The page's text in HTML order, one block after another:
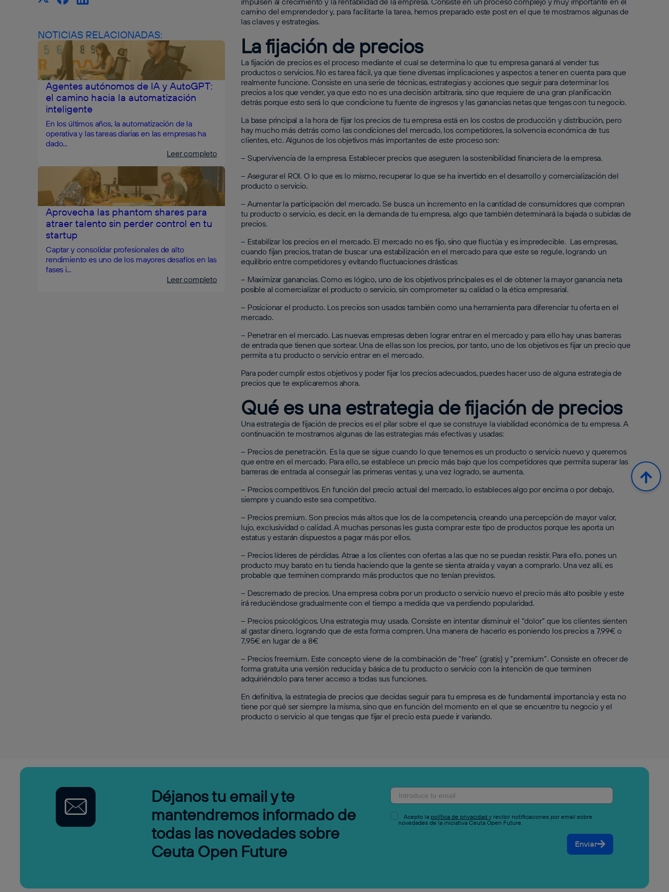
camino del emprendedor y, para facilitarte la tarea, hemos preparado este post en el que te mostramos algunas de
las claves y estrategias.
La fijación de precios
La fijación de precios es el proceso mediante el cual se determina lo que tu empresa ganará al vender tus
productos o servicios. No es tarea fácil, ya que tiene diversas implicaciones y aspectos a tener en cuenta para que
realmente funcione. Consiste en una serie de técnicas, estrategias y acciones que seguir para determinar los
precios a los que vender, ya que esto no es una decisión arbitraria, sino que requiere de una gran planificación
detrás porque esto será lo que condicione tu fuente de ingresos y las ganancias netas que tengas con tu negocio.
La base principal a la hora de fijar los precios de tu empresa está en los costos de producción y distribución, pero
hay mucho más detrás como las condiciones del mercado, los competidores, la solvencia económica de tus
clientes, etc. Algunos de los objetivos más importantes de este proceso son:
– Supervivencia de la empresa. Establecer precios que aseguren la sostenibilidad financiera de la empresa.
– Asegurar el ROI. O lo que es lo mismo, recuperar lo que se ha invertido en el desarrollo y comercialización del
producto o servicio.
– Aumentar la participación del mercado. Se busca un incremento en la cantidad de consumidores que compran
tu producto o servicio, es decir, en la demanda de tu empresa, algo que también determinará la bajada o subidas de
precios.
– Estabilizar los precios en el mercado. El mercado no es fijo, sino que fluctúa y es impredecible. Las empresas,
cuando fijan precios, tratan de buscar una estabilización en el mercado para que este se regule, logrando un
equilibrio entre competidores y evitando fluctuaciones drásticas
– Maximizar ganancias. Como es lógico, uno de los objetivos principales es el de obtener la mayor ganancia neta
posible al comercializar el producto o servicio, sin comprometer su calidad o la ética empresarial.
– Posicionar el producto. Los precios son usados también como una herramienta para diferenciar tu oferta en el
mercado.
– Penetrar en el mercado. Las nuevas empresas deben lograr entrar en el mercado y para ello hay unas barreras
de entrada que tienen que sortear. Una de ellas son los precios, por tanto, uno de los objetivos es fijar un precio que
permita a tu producto o servicio entrar en el mercado.
Para poder cumplir estos objetivos y poder fijar los precios adecuados, puedes hacer uso de alguna estrategia de
precios que te explicaremos ahora.
Qué es una estrategia de fijación de precios
Una estrategia de fijación de precios es el pilar sobre el que se construye la viabilidad económica de tu empresa. A
continuación te mostramos algunas de las estrategias más efectivas y usadas:
– Precios de penetración. Es la que se sigue cuando lo que tenemos es un producto o servicio nuevo y queremos
que entre en el mercado. Para ello, se establece un precio más bajo que los competidores que permita superar las
barreras de entrada al conseguir las primeras ventas y, una vez logrado, se aumenta.
– Precios competitivos. En función del precio actual del mercado, lo estableces algo por encima o por debajo,
siempre y cuando este sea competitivo.
– Precios premium. Son precios más altos que los de la competencia, creando una percepción de mayor valor,
lujo, exclusividad o calidad. A muchas personas les gusta comprar este tipo de productos porque les aporta un
estatus y estarán dispuestos a pagar más por ellos.
– Precios líderes de pérdidas. Atrae a los clientes con ofertas a las que no se puedan resistir. Para ello, pones un
producto muy barato en tu tienda haciendo que la gente se sienta atraída y vayan a comprarlo. Una vez allí, es
probable que terminen comprando más productos que no tenían previstos.
– Descremado de precios. Una empresa cobra por un producto o servicio nuevo el precio más alto posible y este
irá reduciéndose gradualmente con el tiempo a medida que va perdiendo popularidad.
– Precios psicológicos. Una estrategia muy usada. Consiste en intentar disminuir el “dolor” que los clientes sienten
al gastar dinero, logrando que de esta forma compren. Una manera de hacerlo es poniendo los precios a 7,99€ o
7,95€ en lugar de a 8€
– Precios freemium. Este concepto viene de la combinación de “free” (gratis) y “premium”. Consiste en ofrecer de
forma gratuita una versión reducida y básica de tu producto o servicio con la intención de que terminen
adquiriéndolo para tener acceso a todas sus funciones.
En definitiva, la estrategia de precios que decidas seguir para tu empresa es de fundamental importancia y esta no
tiene por qué ser siempre la misma, sino que en función del momento en el que se encuentre tu negocio y el
producto o servicio al que tengas que fijar el precio esta puede ir variando.
NOTICIAS RELACIONADAS:
Agentes autónomos de IA y AutoGPT:
el camino hacia la automatización
inteligente
En los últimos años, la automatización de la
operativa y las tareas diarias en las empresas ha
dado...
Leer completo
Aprovecha las phantom shares para
atraer talento sin perder control en tu
startup
Captar y consolidar profesionales de alto
rendimiento es uno de los mayores desafíos en las
fases i...
Leer completo
Déjanos tu email y te
mantendremos informado de
todas las novedades sobre
Ceuta Open Future
Acepto la política de privacidad y recibir notificaciones por email sobre
novedades de la iniciativa Ceuta Open Future.
Enviar